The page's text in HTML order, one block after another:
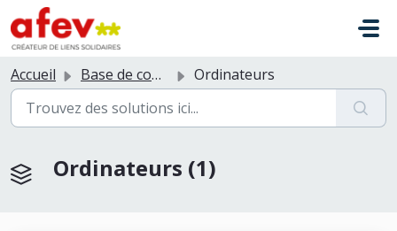
Passer au contenu principal
Accueil Base de connaissances Ordinateurs
Ordinateurs (1)